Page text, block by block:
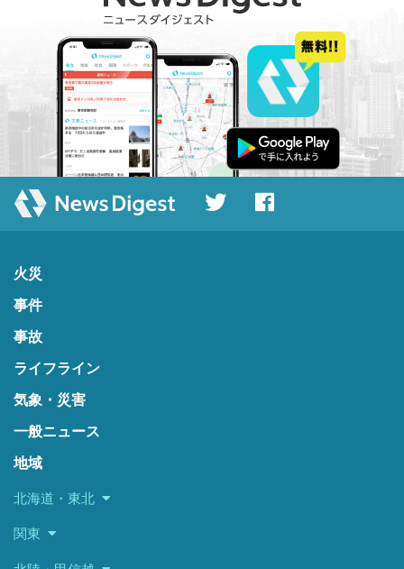
火災
事件
事故
ライフライン
気象・災害
一般ニュース
地域
北海道・東北
関東